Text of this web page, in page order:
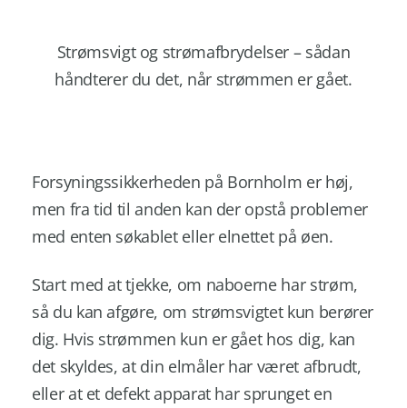
Strømsvigt og strømafbrydelser – sådan
håndterer du det, når strømmen er gået.
Forsyningssikkerheden på Bornholm er høj,
men fra tid til anden kan der opstå problemer
med enten søkablet eller elnettet på øen.
Start med at tjekke, om naboerne har strøm,
så du kan afgøre, om strømsvigtet kun berører
dig. Hvis strømmen kun er gået hos dig, kan
det skyldes, at din elmåler har været afbrudt,
eller at et defekt apparat har sprunget en